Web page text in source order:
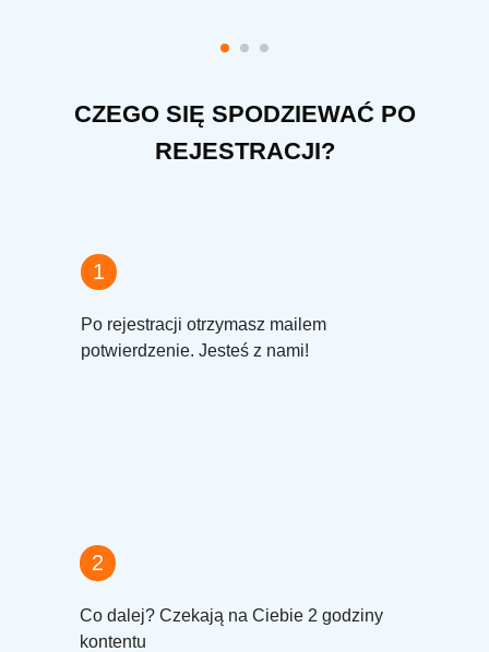
CZEGO SIĘ SPODZIEWAĆ PO
REJESTRACJI?
Po rejestracji otrzymasz mailem
potwierdzenie. Jesteś z nami!
1
Co dalej? Czekają na Ciebie 2 godziny
kontentu
2